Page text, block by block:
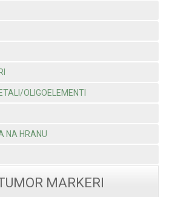
OLIGOELEMENTI
NA HRANU
MARKERI